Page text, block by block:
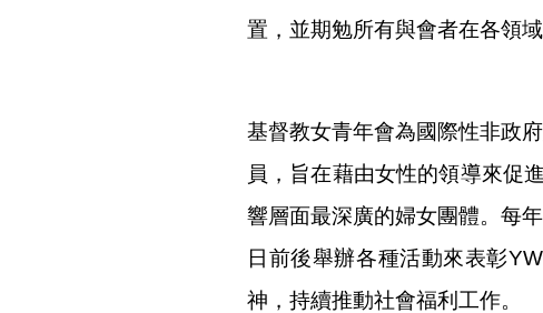
置，並期勉所有與會者在各領
基督教女青年會為國際性非政
員，旨在藉由女性的領導來促
響層面最深廣的婦女團體。每
日前後舉辦各種活動來表彰
神，持續推動社會福利工作。